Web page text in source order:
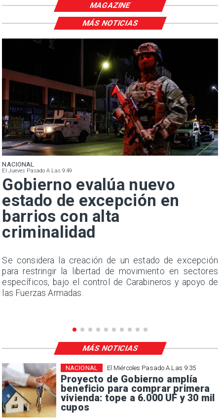
MAGAZINE
NACIONAL
El Jueves Pasado A Las 9:49
Gobierno evalúa nuevo
estado de excepción en
barrios con alta
criminalidad
Se considera la creación de un estado de excepción
para restringir la libertad de movimiento en sectores
específicos, bajo el control de Carabineros y apoyo de
las Fuerzas Armadas.
MÁS NOTICIAS
El Miércoles Pasado A Las 9:35
Proyecto de Gobierno amplía
beneficio para comprar primera
vivienda: tope a 6.000 UF y 30 mil
cupos
NACIONAL
MÁS NOTICIAS